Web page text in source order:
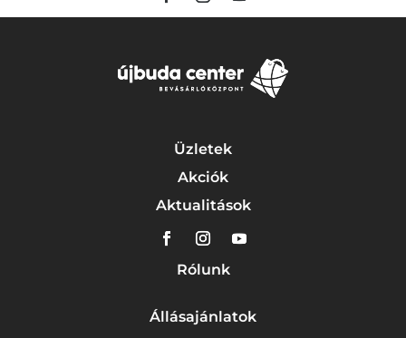
Üzletek
Akciók
Aktualitások
Rólunk
Állásajánlatok